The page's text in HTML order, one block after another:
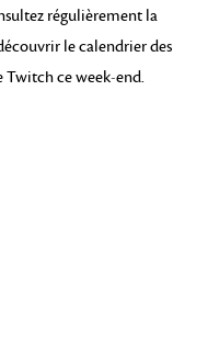
régulièrement la
le calendrier des
Twitch ce week-end.